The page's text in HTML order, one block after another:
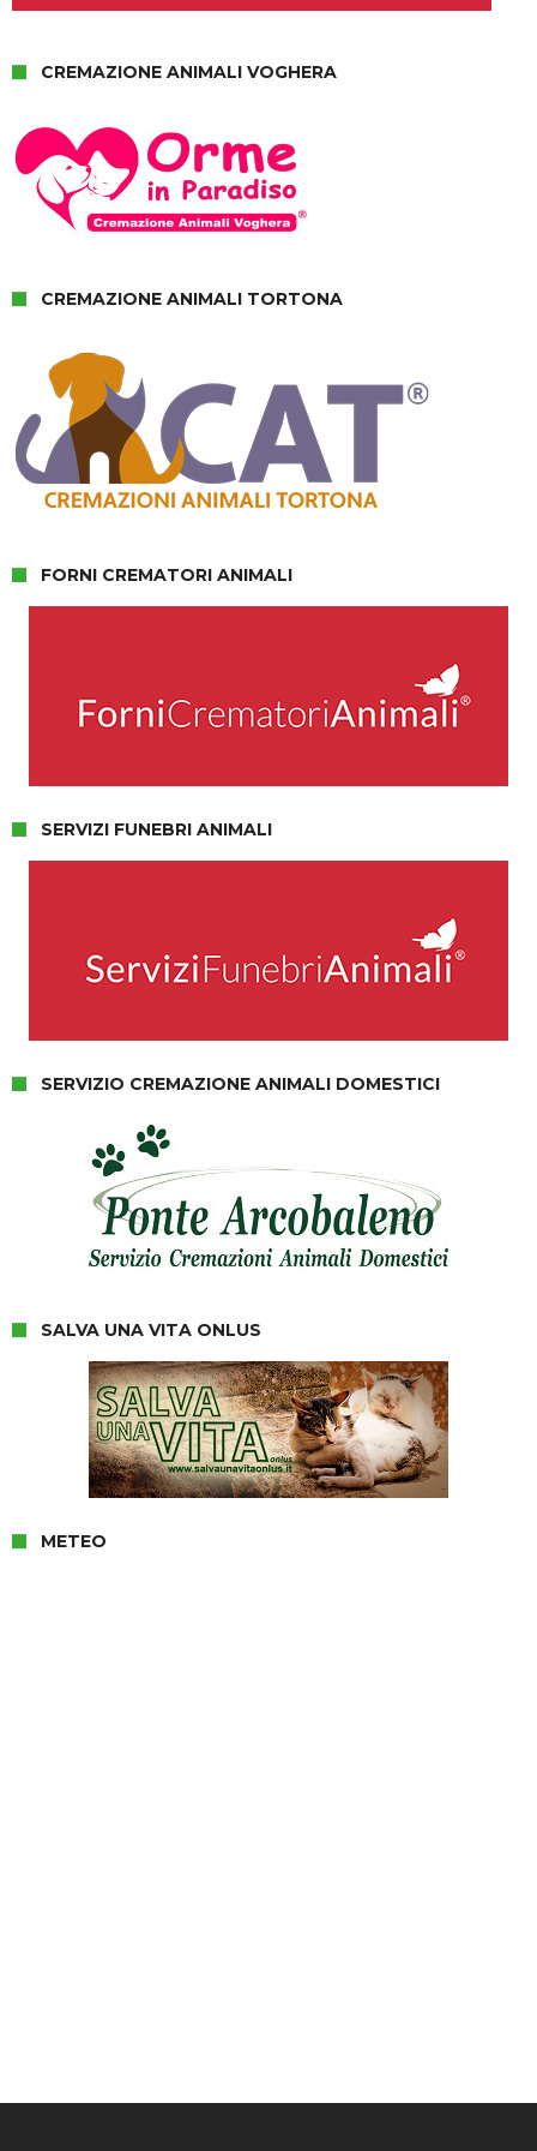
CREMAZIONE ANIMALI VOGHERA
CREMAZIONE ANIMALI TORTONA
FORNI CREMATORI ANIMALI
SERVIZI FUNEBRI ANIMALI
SERVIZIO CREMAZIONE ANIMALI DOMESTICI
SALVA UNA VITA ONLUS
METEO